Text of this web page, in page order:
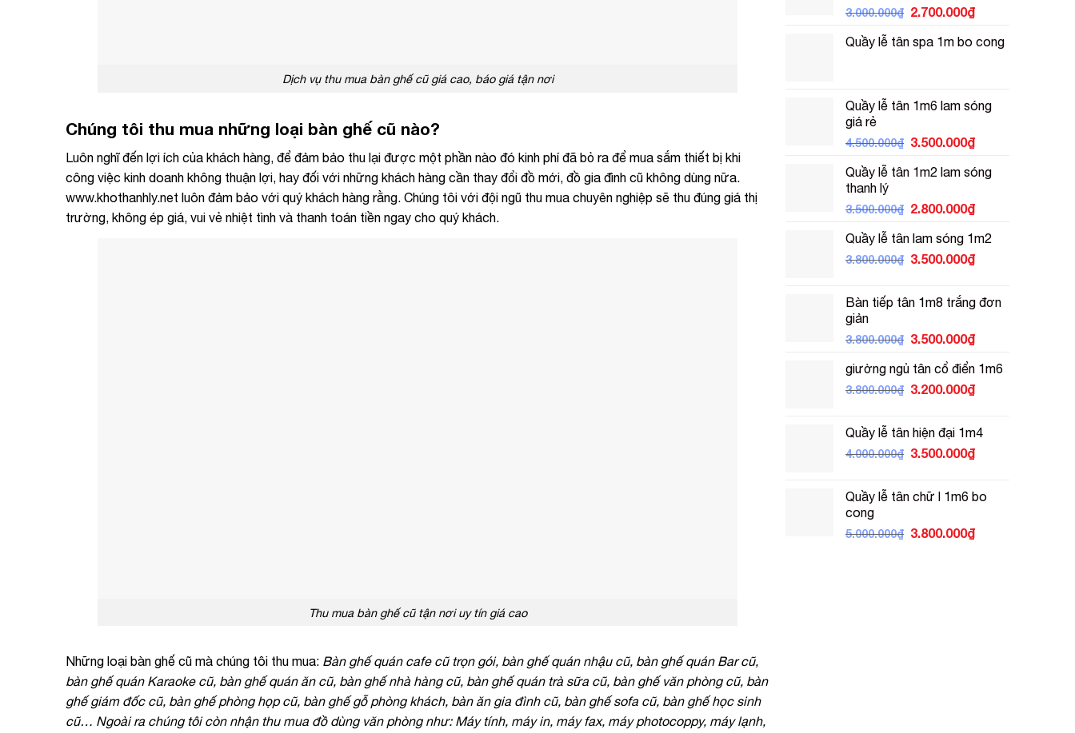
Dịch vụ thu mua bàn ghế cũ giá cao, báo giá tận nơi
Chúng tôi thu mua những loại bàn ghế cũ nào?
Luôn nghĩ đến lợi ích của khách hàng, để đảm bảo thu lại được một phần nào đó kinh phí đã bỏ ra để mua sắm thiết bị khi
công việc kinh doanh không thuận lợi, hay đối với những khách hàng cần thay đổi đồ mới, đồ gia đình cũ không dùng nữa.
www.khothanhly.net luôn đảm bảo với quý khách hàng rằng. Chúng tôi với đội ngũ thu mua chuyên nghiệp sẽ thu đúng giá thị
trường, không ép giá, vui vẻ nhiệt tình và thanh toán tiền ngay cho quý khách.
Thu mua bàn ghế cũ tận nơi uy tín giá cao
Những loại bàn ghế cũ mà chúng tôi thu mua: Bàn ghế quán cafe cũ trọn gói, bàn ghế quán nhậu cũ, bàn ghế quán Bar cũ,
bàn ghế quán Karaoke cũ, bàn ghế quán ăn cũ, bàn ghế nhà hàng cũ, bàn ghế quán trà sữa cũ, bàn ghế văn phòng cũ, bàn
ghế giám đốc cũ, bàn ghế phòng họp cũ, bàn ghế gỗ phòng khách, bàn ăn gia đình cũ, bàn ghế sofa cũ, bàn ghế học sinh
cũ… Ngoài ra chúng tôi còn nhận thu mua đồ dùng văn phòng như: Máy tính, máy in, máy fax, máy photocoppy, máy lạnh,
2.200.000₫.
3.000.000₫ Giá
là:
2.700.000₫Giá
tại
Quầy lễ tân spa 1m bo cong
Quầy lễ tân 1m6 lam sóng
giá rẻ
4.500.000₫ Giá
là:
3.500.000₫Giá
tại
3.500.000₫.
Quầy lễ tân 1m2 lam sóng
thanh lý
3.500.000₫ Giá
là:
3.500.000₫.
2.800.000₫Giá
tại
là:
Quầy lễ tân lam sóng 1m2
3.800.000₫ Giá
3.800.000₫.
3.500.000₫Giá
là:
Bàn tiếp tân 1m8 trắng đơn
giản
3.800.000₫ Giá
là:
3.800.000₫.
3.500.000₫Giá
tại
là:
giường ngủ tân cổ điển 1m6
3.800.000₫ Giá
3.800.000₫.
3.200.000₫Giá
là:
3.200.000₫.
Quầy lễ tân hiện đại 1m4
4.000.000₫ Giá
4.000.000₫.
3.500.000₫Giá
là:
Quầy lễ tân chữ l 1m6 bo
cong
5.000.000₫ Giá
3.800.000₫Giá